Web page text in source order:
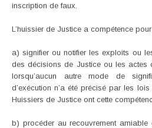
inscription de faux.
L’huissier de Justice a compétence pour
a) signifier ou notifier les exploits ou
des décisions de Justice ou les actes
lorsqu’aucun autre mode de
d’exécution n’a été précisé par les
Huissiers de Justice ont cette
b) procéder au recouvrement